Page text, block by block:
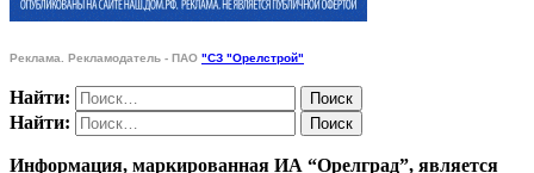
Реклама. Рекламодатель - ПАО "СЗ "Орелстрой"
Найти:
Найти:
Информация, маркированная ИА “Орелград”, является